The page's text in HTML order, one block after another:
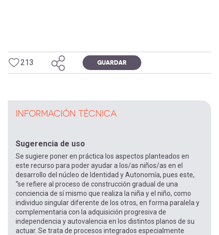
213 GUARDAR
INFORMACIÓN TÉCNICA
Sugerencia de uso
Se sugiere poner en práctica los aspectos planteados en
este recurso para poder ayudar a los/as niños/as en el
desarrollo del núcleo de Identidad y Autonomía, pues este,
“se refiere al proceso de construcción gradual de una
conciencia de sí mismo que realiza la niña y el niño, como
individuo singular diferente de los otros, en forma paralela y
complementaria con la adquisición progresiva de
independencia y autovalencia en los distintos planos de su
actuar. Se trata de procesos integrados especialmente